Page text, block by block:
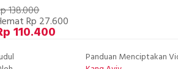
138.000
Rp 27.600
110.400
Panduan Menciptakan